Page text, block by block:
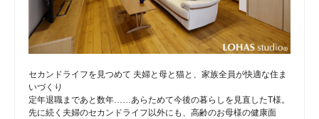
セカンドライフを見つめて 夫婦と母と猫と、家族全員が快適な住ま
いづくり
定年退職まであと数年……あらためて今後の暮らしを見直したT様。
先に続く夫婦のセカンドライフ以外にも、高齢のお母様の健康面